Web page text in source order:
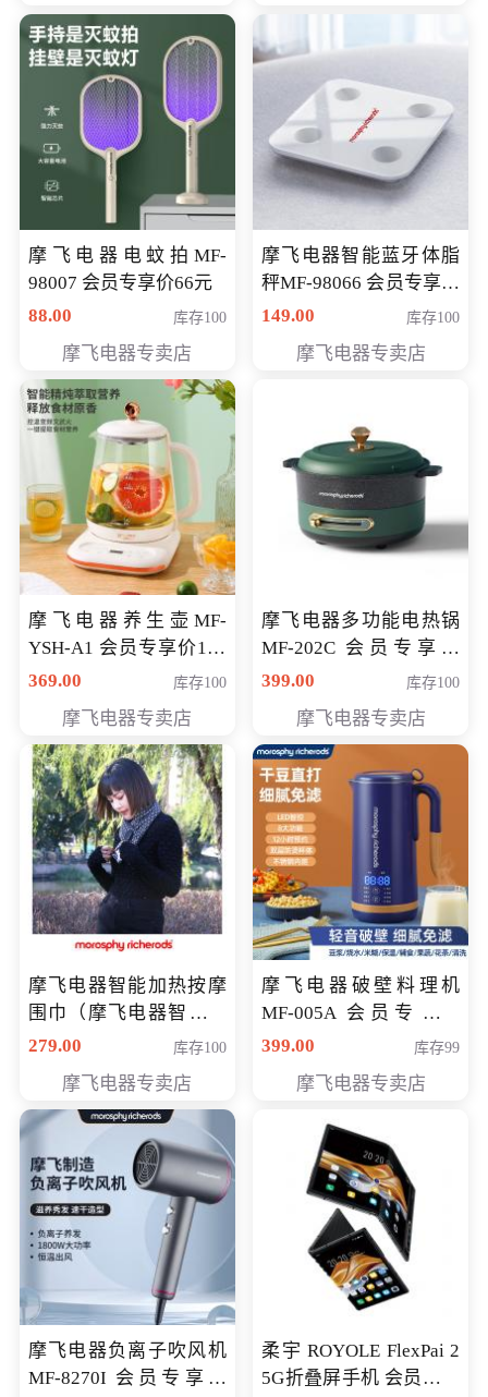
摩飞电器电蚊拍MF-
98007 会员专享价66元
88.00
库存100
摩飞电器专卖店
摩飞电器智能蓝牙体脂
秤MF-98066 会员专享价
98元
149.00 库存100
摩飞电器专卖店
摩飞电器养生壶MF-
YSH-A1 会员专享价198
元
369.00 库存100
摩飞电器专卖店
摩飞电器多功能电热锅
MF-202C 会员专享价
269元
399.00 库存100
摩飞电器专卖店
摩飞电器智能加热按摩
围巾（摩飞电器智能加
热按摩围脖） 会员专享
279.00 库存100
摩飞电器专卖店
摩飞电器破壁料理机
MF-005A 会员专享价
198元
399.00 库存99
摩飞电器专卖店
摩飞电器负离子吹风机
MF-8270I 会员专享价
柔宇 ROYOLE FlexPai 2
5G折叠屏手机 会员专享